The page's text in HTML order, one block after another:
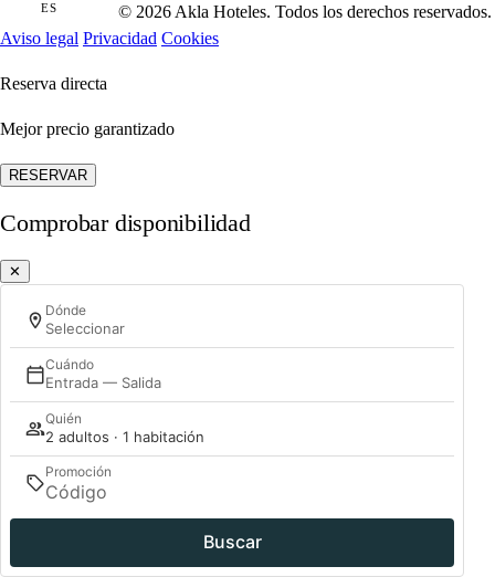
ES
© 2026 Akla Hoteles. Todos los derechos reservados.
Aviso legal Privacidad Cookies
Reserva directa
Mejor precio garantizado
RESERVAR
Comprobar disponibilidad
✕
Dónde
Seleccionar
Cuándo
Entrada — Salida
Quién
2 adultos · 1 habitación
Promoción
Buscar